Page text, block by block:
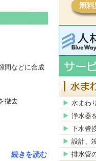
水まわ
浄水器
下水管
設計、
排水管
間などに合成
撤去
続きを読む